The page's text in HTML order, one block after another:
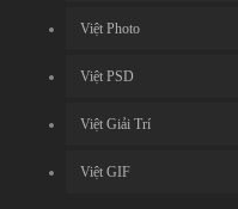
Việt Photo
Việt PSD
Việt Giải Trí
Việt GIF